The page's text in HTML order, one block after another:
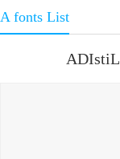
A fonts List